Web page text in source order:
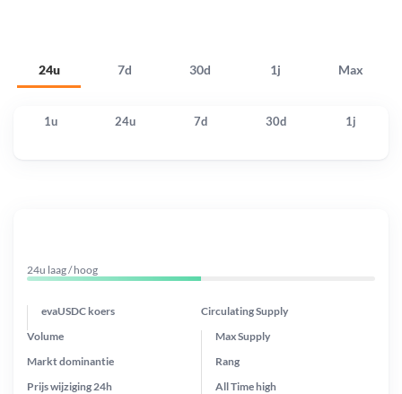
24u 7d 30d 1j Max
1u 24u 7d 30d 1j
24u laag / hoog
evaUSDC koers Circulating Supply
Prijs wijziging 24h
Max Supply
Markt dominantie
Volume
Rang
All Timehigh